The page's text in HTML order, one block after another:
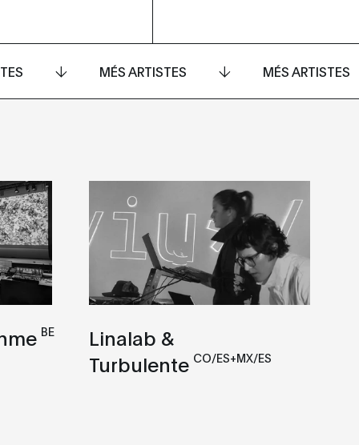
MÉS ARTISTES MÉS ARTISTES
BE
Linalab &
Turbulente CO/ES+MX/ES